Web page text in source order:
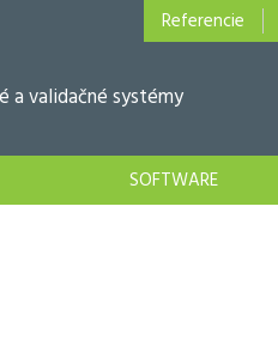
Referencie
a validačné systémy
SOFTWARE